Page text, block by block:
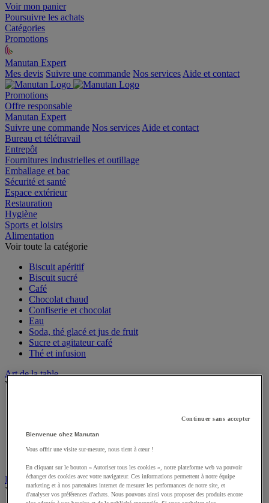
Voir mon panier
Poursuivre les achats
Catégories
Promotions
Manutan Expert
offre reconditionnée
Mes devis Suivre une commande Nos services
Promotions
Offre responsable
Manutan Expert
Suivre une commande
Bureau et télétravail
Entrepôt
Fournitures industrielles et outillage
Emballage et bac
Sécurité et santé
Espace extérieur
Restauration
Hygiène
Sports et loisirs
Alimentation
Biscuit apéritif
Biscuit sucré
Café
Chocolat chaud
Confiserie et chocolat
Eau
Soda, thé glacé et jus de fruit
Sucre et agitateur café
Art de la table
Menu et affichage
Vaisselle jetable pour professionnels
Vaisselle réutilisable pour professionnels
Batterie de cuisine
Voir toute la catégorie
Continuer sans accepter
Bienvenue chez Manutan
Vous offrir une visite sur-mesure, nous tient à cœur !
En cliquant sur le bouton « Autoriser tous les cookies », notre plateforme web va pouvoir
échanger des cookies avec votre navigateur. Ces informations permettent à notre équipe
marketing et à nos partenaires internet de mesurer les performances de notre site, et
d'analyser vos préférences d'achats. Nous pouvons ainsi vous proposer des produits encore